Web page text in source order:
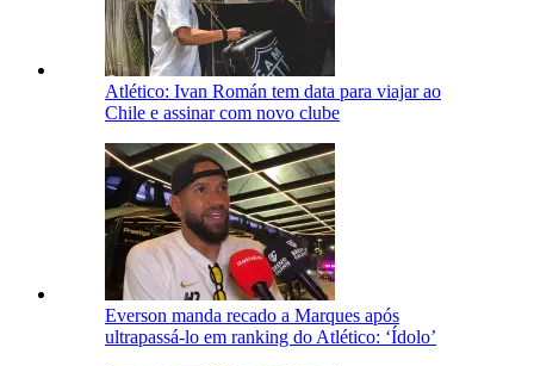
Atlético: Ivan Román tem data para viajar ao
Chile e assinar com novo clube
Everson manda recado a Marques após
ultrapassá-lo em ranking do Atlético: ‘Ídolo’